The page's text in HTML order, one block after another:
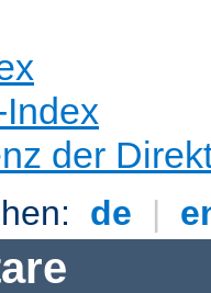
der
de |